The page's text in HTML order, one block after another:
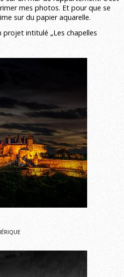
mes photos. Et pour que se
sur du papier aquarelle.
intitulé „Les chapelles